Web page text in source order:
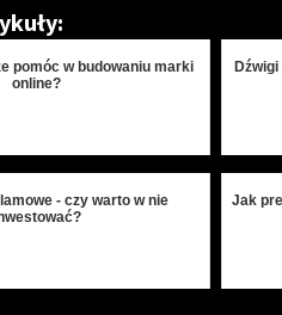
pomóc w budowaniu marki
online?
- czy warto w nie
Jak